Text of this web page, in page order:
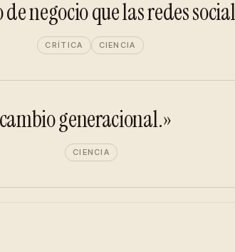
negocio que las redes
CRÍTICA CIENCIA
generacional.»
CIENCIA